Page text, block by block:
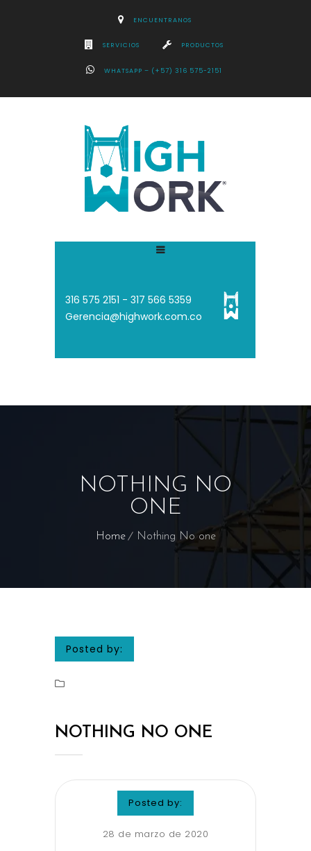
ENCUENTRANOS
SERVICIOS PRODUCTOS
WHATSAPP – (+57) 316 575-2151
316 575 2151 - 317 566 5359
Gerencia@highwork.com.co
NOTHING NO
ONE
Home Nothing No one
Posted by:
NOTHING NO ONE
Posted by:
28 de marzo de 2020